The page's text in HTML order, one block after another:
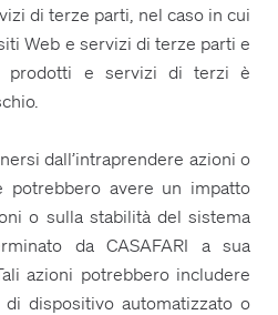
di terze parti, nel caso in cui
Web e servizi di terze parti e
prodotti e servizi di terzi è
dall’intraprendere azioni o
potrebbero avere un impatto
o sulla stabilità del sistema
da CASAFARI a sua
azioni potrebbero includere
di dispositivo automatizzato o